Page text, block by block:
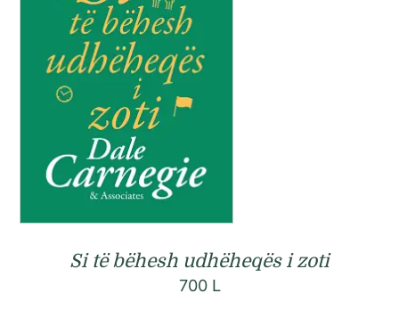
Si të bëhesh udhëheqës i zoti
700 L